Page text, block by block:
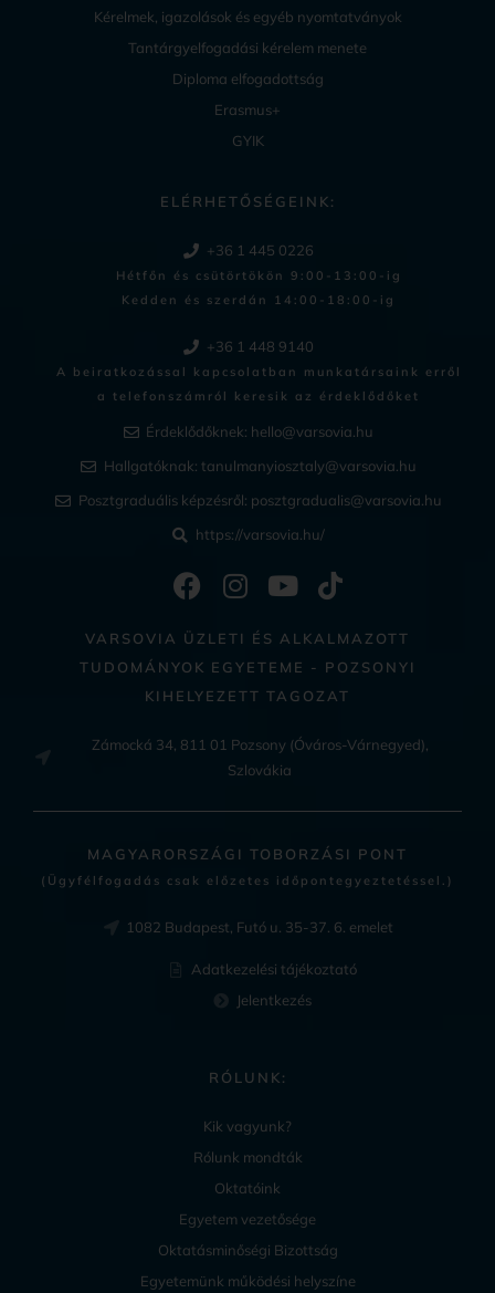
Kérelmek, igazolások és egyéb nyomtatványok
Tantárgyelfogadási kérelem menete
Diploma elfogadottság
Erasmus+
GYIK
ELÉRHETŐSÉGEINK:
+36 1 445 0226
Hétfőn és csütörtökön 9:00-13:00-ig
Kedden és szerdán 14:00-18:00-ig​
+36 1 448 9140
A beiratkozással kapcsolatban munkatársaink erről
a telefonszámról keresik az érdeklődőket
Érdeklődőknek: hello@varsovia.hu
Hallgatóknak: tanulmanyiosztaly@varsovia.hu
Posztgraduális képzésről: posztgradualis@varsovia.hu
https://varsovia.hu/
VARSOVIA ÜZLETI ÉS ALKALMAZOTT
TUDOMÁNYOK EGYETEME - POZSONYI
KIHELYEZETT TAGOZAT
Zámocká 34, 811 01 Pozsony (Óváros-Várnegyed),
Szlovákia
MAGYARORSZÁGI TOBORZÁSI PONT
(Ügyfélfogadás csak előzetes időpontegyeztetéssel.)
1082 Budapest, Futó u. 35-37. 6. emelet
Adatkezelési tájékoztató
Jelentkezés
RÓLUNK:
Kik vagyunk?
Rólunk mondták
Oktatóink
Egyetem vezetősége
Oktatásminőségi Bizottság
Egyetemünk működési helyszíne